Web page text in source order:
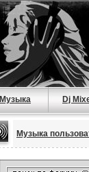
Музыка Dj
Музыка